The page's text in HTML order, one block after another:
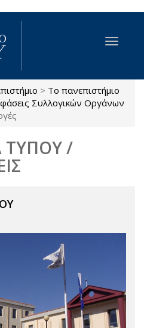
Toggle
> Το πανεπιστήμιο
Συλλογικών Οργάνων
ΤΥΠΟΥ /